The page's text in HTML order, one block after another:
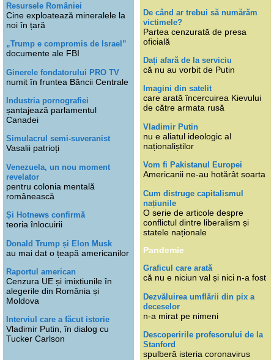
Resursele României
Cine exploatează mineralele la
noi în țară
„Trump e compromis de Israel”
documente ale FBI
Ginerele fondatorului PRO TV
numit în fruntea Băncii Centrale
Industria pornografiei
șantajează parlamentul
Canadei
Simulacrul semi-suveranist
Vasalii patrioți
Venezuela, un nou moment
revelator
pentru colonia mentală
românească
Și Hotnews confirmă
teoria înlocuirii
Donald Trump și Elon Musk
au mai dat o țeapă americanilor
Raportul american
Cenzura UE și imixtiunile în
alegerile din România și
Moldova
Interviul care a făcut istorie
Vladimir Putin, în dialog cu
Tucker Carlson
De când ar trebui să numărăm
victimele?
Partea cenzurată de presa
oficială
Dați afară de la serviciu
că nu au vorbit de Putin
Imagini din satelit
care arată încercuirea Kievului
de către armata rusă
Vladimir Putin
nu e aliatul ideologic al
naționaliștilor
Vom fi Pakistanul Europei
Americanii ne-au hotărât soarta
Cum distruge capitalismul
națiunile
O serie de articole despre
conflictul dintre liberalism și
statele naționale
Pandemie
Graficul care arată
că nu e niciun val și nici n-a fost
Dezvăluirea umflării din pix a
deceselor
n-a mirat pe nimeni
Descoperirile profesorului de la
Stanford
spulberă isteria coronavirus